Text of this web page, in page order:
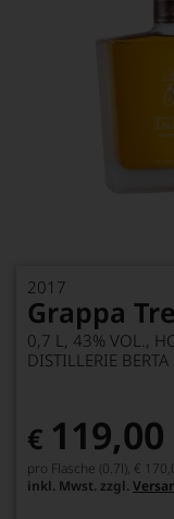
2017
Grappa
0,7 L, 43% VOL.,
DISTILLERIE BERTA
€ 119,00
pro Flasche (0.7l), €
inkl. Mwst. zzgl.